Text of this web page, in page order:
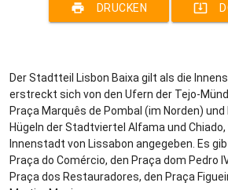
print DRUCKEN system_update_alt
Der Stadtteil Lisbon Baixa gilt als die
erstreckt sich von den Ufern der Tejo-
Praça Marquês de Pombal (im Norden)
Hügeln der Stadtviertel Alfama und
Innenstadt von Lissabon angegeben. Es
Praça do Comércio, den Praça dom Pedro
Praça dos Restauradores, den Praça